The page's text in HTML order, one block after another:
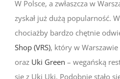
W Polsce, a zwłaszcza w
zyskał już dużą popularność.
chociażby bardzo chętnie
Shop (VRS), który w
oraz Uki Green – wegańską
się z Uki Uki. Podobnie stało